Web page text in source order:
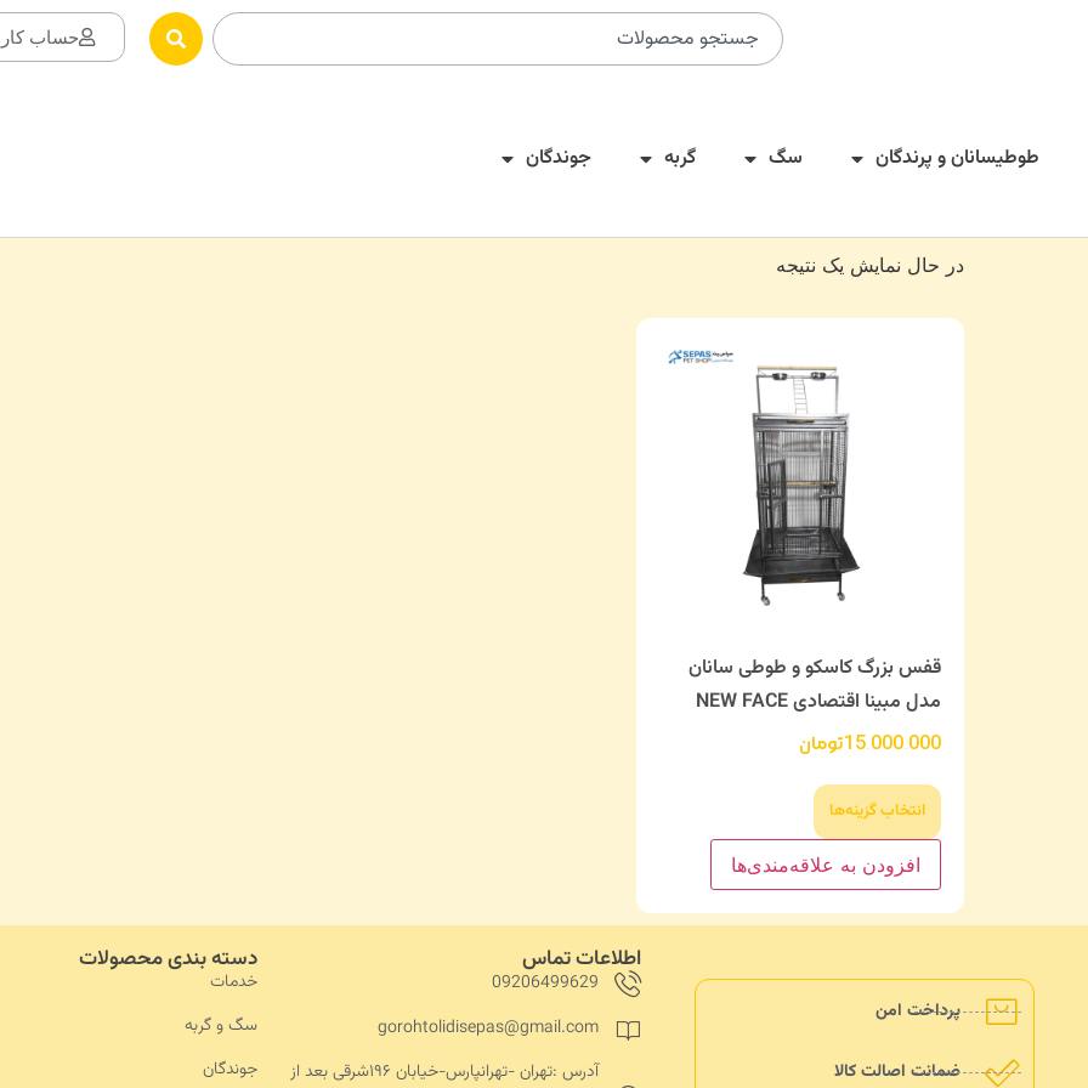
حساب
طوطیسانان و پرندگان سگ گربه جوندگان
در حال نمایش یک نتیجه
قفس بزرگ کاسکو و طوطی سانان
مدل مبینا اقتصادی NEW FACE
15,000,000تومان
انتخاب گزینه‌ها
افزودن به علاقه‌مندی‌ها
پرداخت امن
ضمانت اصالت کالا
اطلاعات تماس
09206499629
gorohtolidisepas@gmail.com
آدرس :تهران -تهرانپارس-خیابان ۱۹۶شرقی بعد از
دسته بندی محصولات
خدمات
سگ و گربه
جوندگان